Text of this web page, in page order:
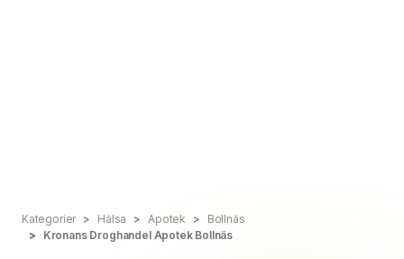
Kategorier Hälsa Apotek
Bollnäs
Kronans Droghandel Apotek Bollnäs